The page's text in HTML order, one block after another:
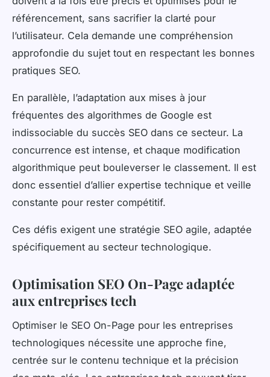
référencement, sans sacrifier la clarté pour
l’utilisateur. Cela demande une compréhension
approfondie du sujet tout en respectant les bonnes
pratiques SEO.
En parallèle, l’adaptation aux mises à jour
fréquentes des algorithmes de Google est
indissociable du succès SEO dans ce secteur. La
concurrence est intense, et chaque modification
algorithmique peut bouleverser le classement. Il est
donc essentiel d’allier expertise technique et veille
constante pour rester compétitif.
Ces défis exigent une stratégie SEO agile, adaptée
spécifiquement au secteur technologique.
Optimisation SEO On-Page adaptée
aux entreprises tech
Optimiser le SEO On-Page pour les entreprises
technologiques nécessite une approche fine,
centrée sur le contenu technique et la précision